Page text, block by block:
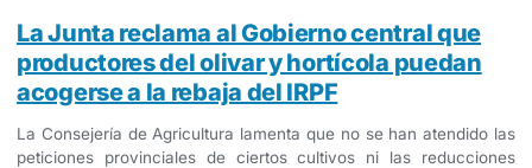
La Junta reclama al Gobierno central que
productores del olivar y hortícola puedan
acogerse a la rebaja del IRPF
La Consejería de Agricultura lamenta que no se han atendido las
peticiones provinciales de ciertos cultivos ni las reducciones